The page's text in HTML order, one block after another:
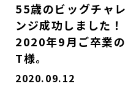
55歳のビッグチャレ
ンジ成功しました！
2020年9月ご卒業の
T様。
2020.09.12